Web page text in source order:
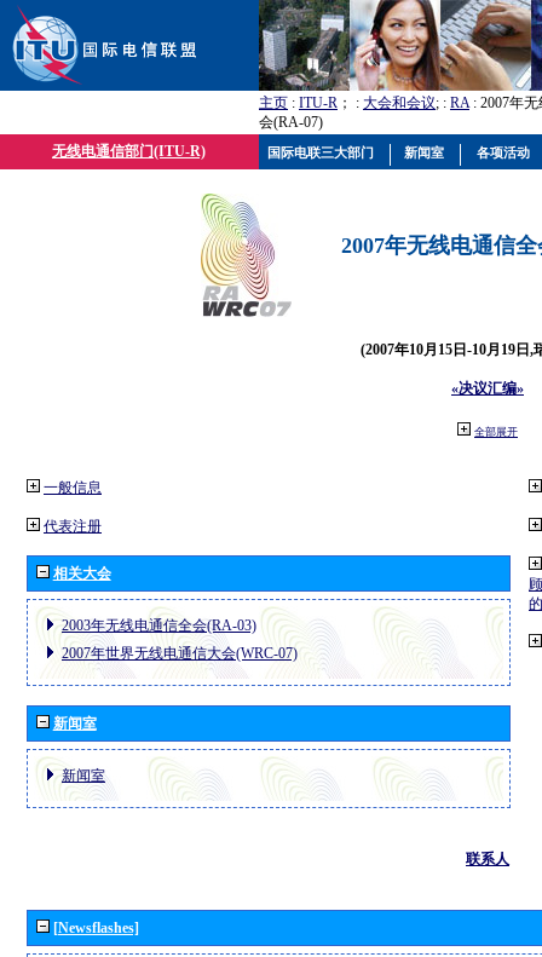
主页 : ITU-R ； : 大会和会议; : RA: 2007年
会(RA-07)
无线电通信部门(ITU-R)
2007年无线电通信
(2007年10月15日-10月19日,
«决议汇编»
全部展开
一般信息
代表注册
相关大会
2003年无线电通信全会(RA-03)
2007年世界无线电通信大会(WRC-07)
新闻室
新闻室
联系人
[Newsflashes]
国际电联三大部门 新闻室 各项活动